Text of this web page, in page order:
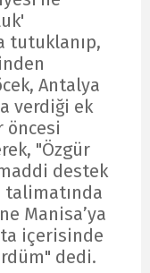
tutuklanıp,
Antalya
verdiği ek
öncesi
"Özgür
destek
Manisa’ya
içerisinde
dedi.